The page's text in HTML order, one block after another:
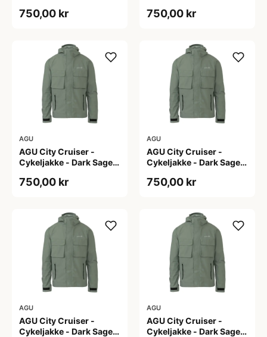
750,00 kr 750,00 kr
AGU
AGU City Cruiser -
Cykeljakke - Dark Sage -
750,00 kr
AGU
AGU City Cruiser -
Cykeljakke - Dark Sage -
750,00 kr
AGU
AGU City Cruiser -
Cykeljakke - Dark Sage -
AGU
AGU City Cruiser -
Cykeljakke - Dark Sage -